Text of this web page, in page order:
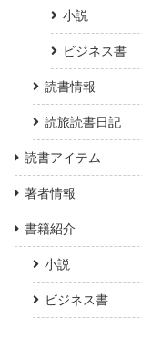
小説
ビジネス書
読書情報
読旅読書日記
読書アイテム
著者情報
書籍紹介
小説
ビジネス書